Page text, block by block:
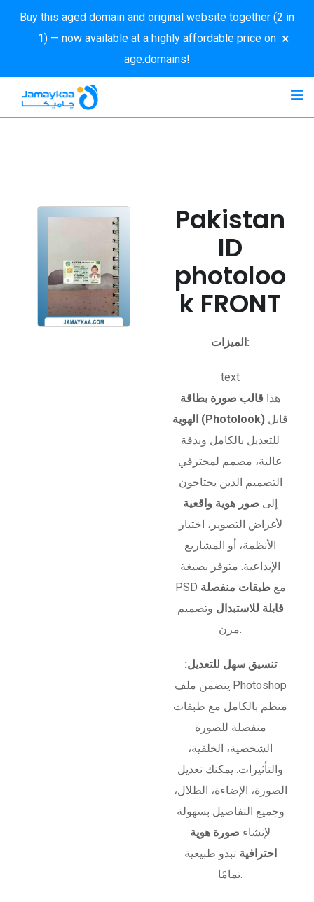
Buy this aged domain and original website together (2 in
1) — now available at a highly affordable price on
age.domains!
×
Pakistan
ID
photoloo
k FRONT
الميزات:
text
هذا قالب صورة بطاقة
الهوية (Photolook)
للتعديل بالكامل وبدقة
عالية، مصمم لمحترفي
التصميم الذين يحتاجون
إلى صور هوية واقعية
لأغراض التصوير، اختبار
الأنظمة، أو المشاريع
الإبداعية. متوفر بصيغة
PSD معطبقات منفصلة
قابلة للاستبدال وتصميم
مرن.
تنسيق سهل للتعديل:
يتضمن ملف Photoshop
منظم بالكامل مع طبقات
منفصلة للصورة
الشخصية، الخلفية،
والتأثيرات. يمكنك تعديل
الصورة، الإضاءة، الظلال،
وجميع التفاصيل بسهولة
لإنشاء صورة هوية
احترافية تبدو طبيعية
تمامًا.